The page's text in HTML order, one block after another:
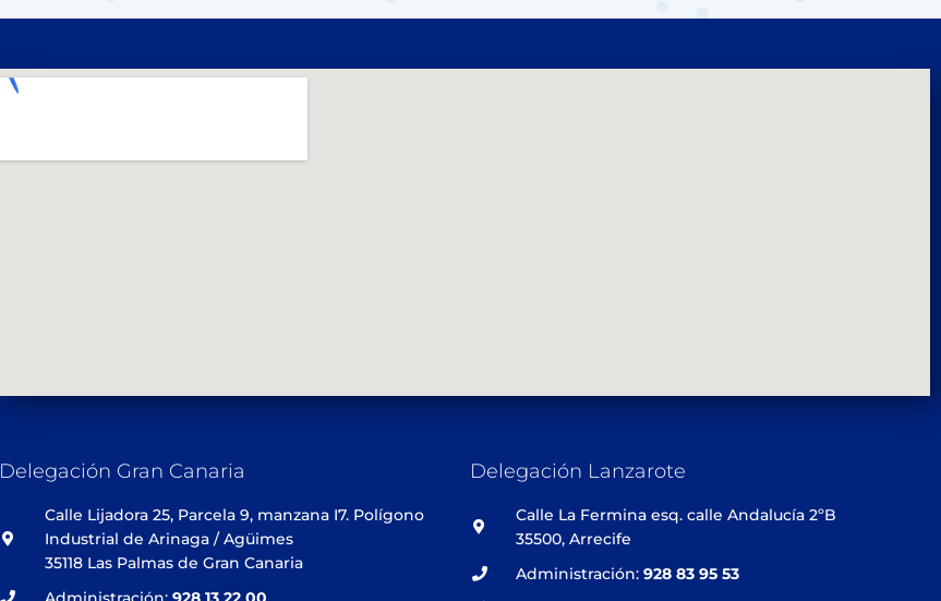
Delegación Gran Canaria
Calle Lijadora 25, Parcela 9, manzana I7. Polígono
Industrial de Arinaga / Agüimes
35118 Las Palmas de Gran Canaria
Delegación Lanzarote
Calle La Fermina esq. calle Andalucía 2ºB
35500, Arrecife
Administración:928 83 95 53